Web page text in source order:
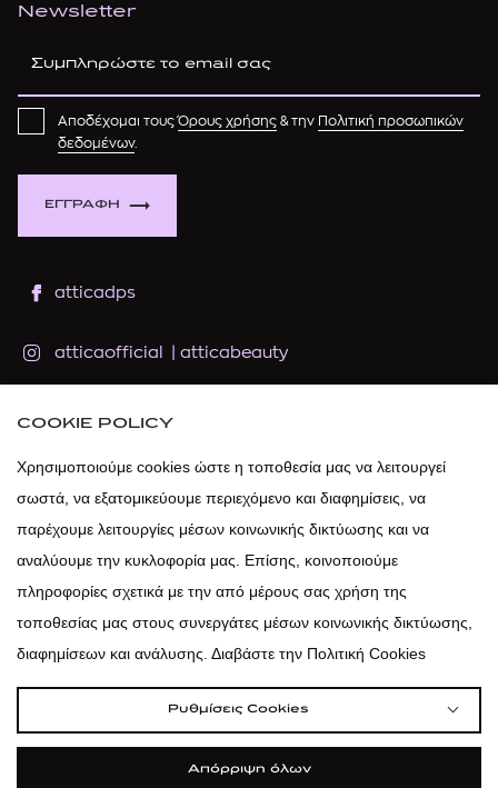
Newsletter
ΕΓΓΡΑΦΗ
Αποδέχομαι τουςΌρους χρήσης & την Πολιτική προσωπικών
δεδομένων.
atticadps
atticaofficial atticabeauty
atticadps
COOKIE POLICY
Χρησιμοποιούμε cookies ώστε η τοποθεσία μας να λειτουργεί
σωστά, να εξατομικεύουμε περιεχόμενο και διαφημίσεις, να
παρέχουμε λειτουργίες μέσων κοινωνικής δικτύωσης και να
αναλύουμε την κυκλοφορία μας. Επίσης, κοινοποιούμε
πληροφορίες σχετικά με την από μέρους σας χρήση της
τοποθεσίας μας στους συνεργάτες μέσων κοινωνικής δικτύωσης,
διαφημίσεων και ανάλυσης. Διαβάστε την Πολιτική Cookies
Ρυθμίσεις Cookies
Απόρριψη όλων